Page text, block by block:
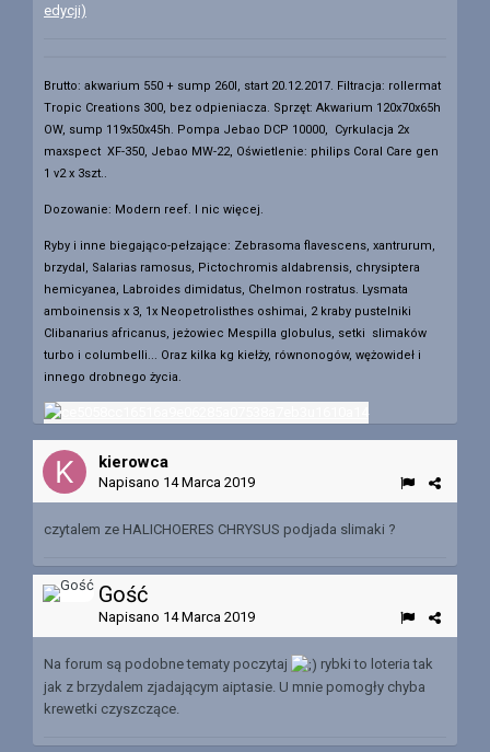
edycji)
Brutto: akwarium 550 + sump 260l, start 20.12.2017. Filtracja: rollermat
Tropic Creations 300, bez odpieniacza. Sprzęt: Akwarium 120x70x65h
OW, sump 119x50x45h. Pompa Jebao DCP 10000, Cyrkulacja 2x
maxspect XF-350, Jebao MW-22, Oświetlenie: philips Coral Care gen
1 v2 x 3szt..
Dozowanie: Modern reef. I nic więcej.
Ryby i inne biegająco-pełzające: Zebrasoma flavescens, xantrurum,
brzydal, Salarias ramosus, Pictochromis aldabrensis, chrysiptera
hemicyanea, Labroides dimidatus, Chelmon rostratus. Lysmata
amboinensis x 3, 1x Neopetrolisthes oshimai, 2 kraby pustelniki
Clibanarius africanus, jeżowiec Mespilla globulus, setki slimaków
turbo i columbelli... Oraz kilka kg kiełży, równonogów, wężowideł i
innego drobnego życia.
kierowca
Napisano 14 Marca 2019
czytalem ze HALICHOERES CHRYSUS podjada slimaki ?
Gość
Napisano 14 Marca 2019
Na forum są podobne tematy poczytaj
rybki to loteria tak
jak z brzydalem zjadającym aiptasie. U mnie pomogły chyba
krewetki czyszczące.